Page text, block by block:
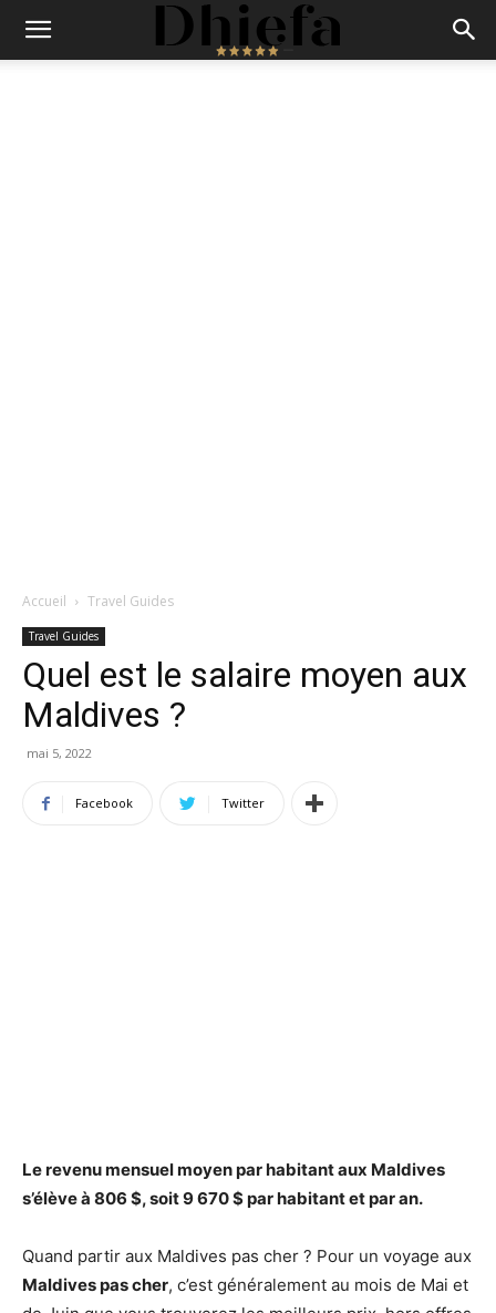
Accueil Travel Guides
Travel Guides
Quel est le salaire moyen aux
Maldives ?
mai 5, 2022
Facebook Twitter
Lerevenumensuelmoyenpar habitant aux Maldives
s’élève à 806 $, soit 9 670 $ par habitant et par an.
Quand partir aux Maldives pas cher ? Pour un voyage aux
Maldives pas cher, c’est généralement au mois de Mai et